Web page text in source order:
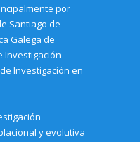
por
Santiago de
Galega de
Investigación
Investigación en
y evolutiva